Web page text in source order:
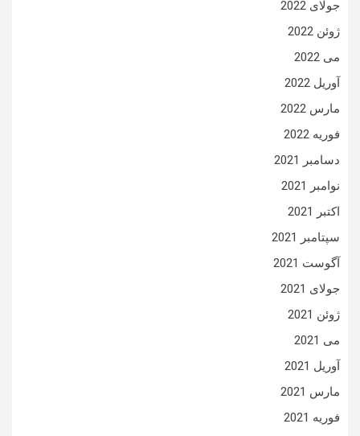
جولای 2022
ژوئن 2022
می 2022
آوریل 2022
مارس 2022
فوریه 2022
دسامبر 2021
نوامبر 2021
اکتبر 2021
سپتامبر 2021
آگوست 2021
جولای 2021
ژوئن 2021
می 2021
آوریل 2021
مارس 2021
فوریه 2021